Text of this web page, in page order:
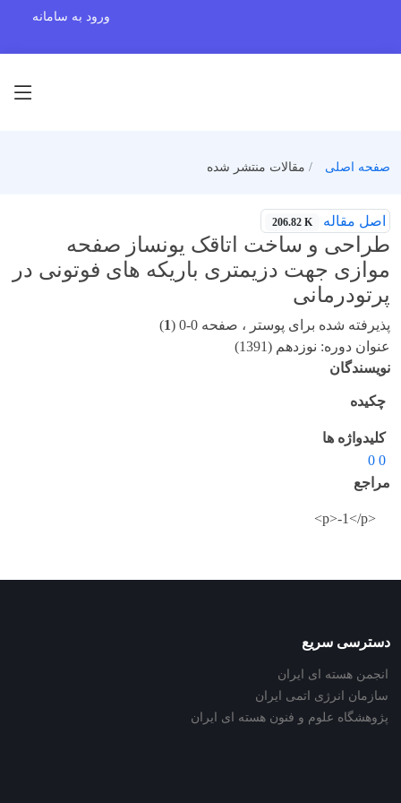
ورود به سامانه
صفحه اصلی مقالات منتشر شده
اصل مقاله 206.82 K
طراحی و ساخت اتاقک یونساز صفحه
موازی جهت دزیمتری باریکه های فوتونی در
پرتودرمانی
پذیرفته شده برای پوستر ، صفحه 0-0 ( 1
)
عنوان دوره: نوزدهم (1391)
نویسندگان
چکیده
کلیدواژه ها
0 0
مراجع
<p>-1</p>
دسترسی سریع
انجمن هسته ای ایران
سازمان انرژی اتمی ایران
پژوهشگاه علوم و فنون هسته ای ایران